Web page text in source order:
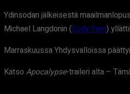
Ydinsodan jälkeisestä
Michael Langdonin (Cody Fern)
Marraskuussa Yhdysvalloissa
Katso Apocalypse-traileri alta –